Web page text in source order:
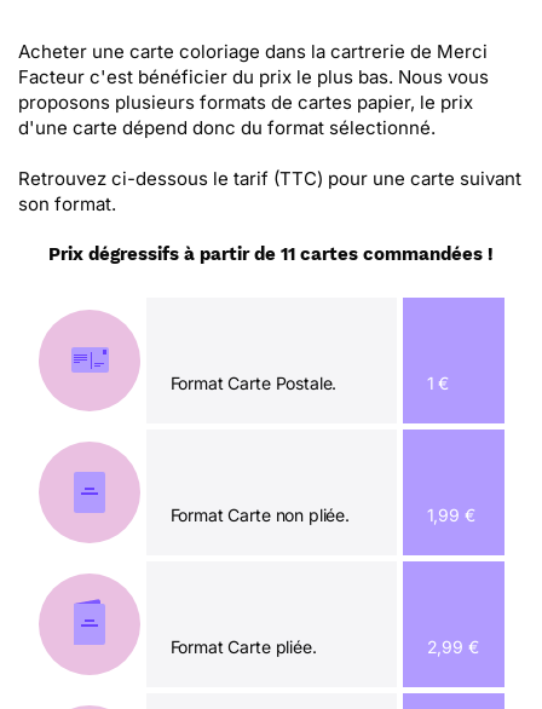
Acheter une carte coloriage dans la cartrerie de Merci
Facteur c'est bénéficier du prix le plus bas. Nous vous
proposons plusieurs formats de cartes papier, le prix
d'une carte dépend donc du format sélectionné.
Retrouvez ci-dessous le tarif (TTC) pour une carte suivant
son format.
Prix dégressifs à partir de 11 cartes commandées !
Format Carte Postale. 1 €
Format Carte non pliée. 1,99 €
Format Carte pliée. 2,99 €